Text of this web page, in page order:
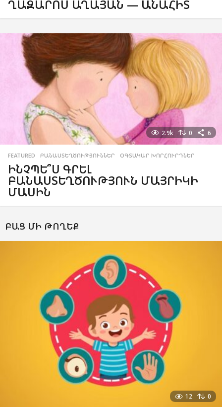
ՂԱԶԱՐՈՍ ԱՂԱՅԱՆ — ԱՆԱՀԻՏ
2.9k 0 6
FEATURED ,ԲԱՆԱՍՏԵՂԾՈՒԹՅՈՒՆՆԵՐ ,ՕԳՏԱԿԱՐ ԽՈՐՀՈՒՐԴՆԵՐ
ԻՆՉՊԵ՞Ս ԳՐԵԼ
ԲԱՆԱՍՏԵՂԾՈՒԹՅՈՒՆ ՄԱՅՐԻԿԻ
ՄԱՍԻՆ
ԲԱՑ ՄԻ ԹՈՂԵՔ
12 0